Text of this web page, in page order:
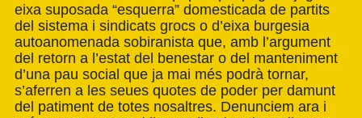
eixa suposada “esquerra” domesticada de partits
del sistema i sindicats grocs o d’eixa burgesia
autoanomenada sobiranista que, amb l’argument
del retorn a l’estat del benestar o del manteniment
d’una pau social que ja mai més podrà tornar,
s’aferren a les seues quotes de poder per damunt
del patiment de totes nosaltres. Denunciem ara i